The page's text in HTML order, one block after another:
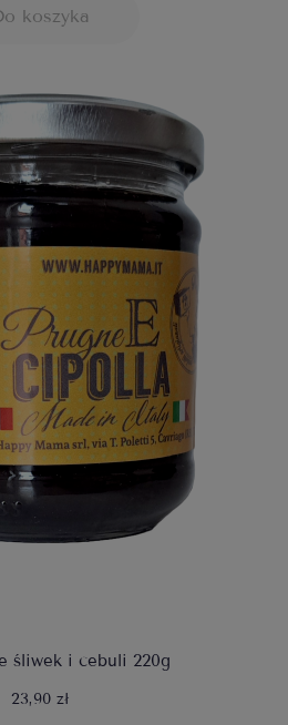
koszyka
śliwek i cebuli 220g
23,90 zł